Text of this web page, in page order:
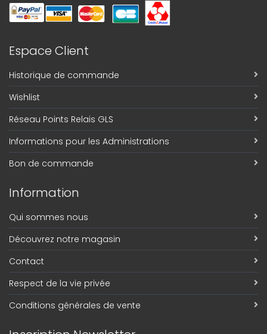
Espace Client
Historique de commande
Wishlist
Réseau Points Relais GLS
Informations pour les Administrations
Bon de commande
Information
Qui sommes nous
Découvrez notre magasin
Contact
Respect de la vie privée
Conditions générales de vente